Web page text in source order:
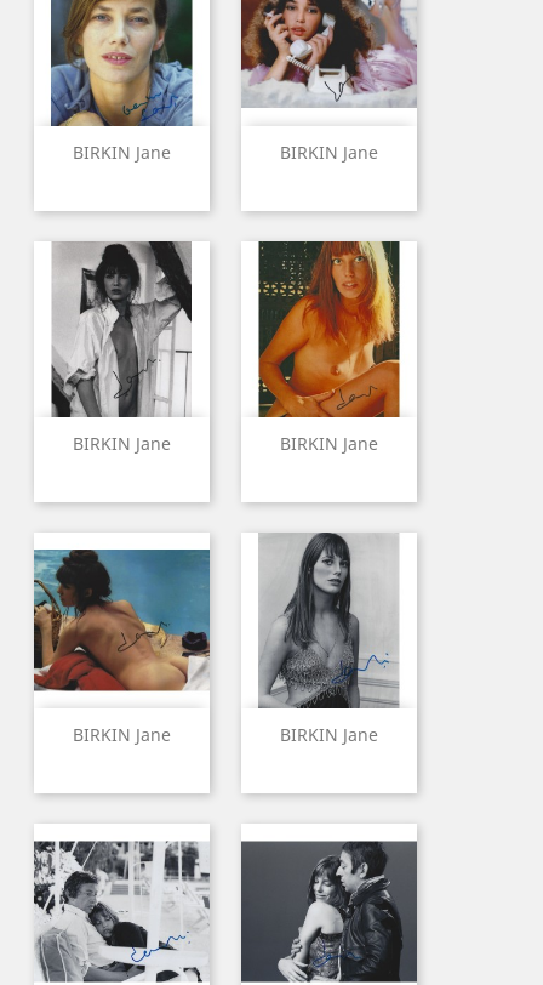
BIRKIN Jane BIRKIN Jane
BIRKIN Jane BIRKIN Jane
BIRKIN Jane BIRKIN Jane